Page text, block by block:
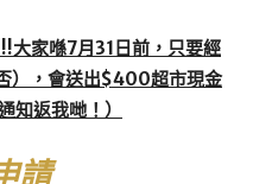
大家喺7月31日前，只要經
），會送出$400超市現金
知返我哋！）
請